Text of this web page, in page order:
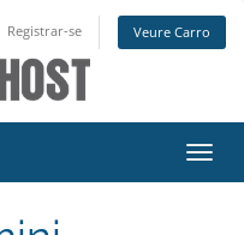
Registrar-se Veure Carro
la